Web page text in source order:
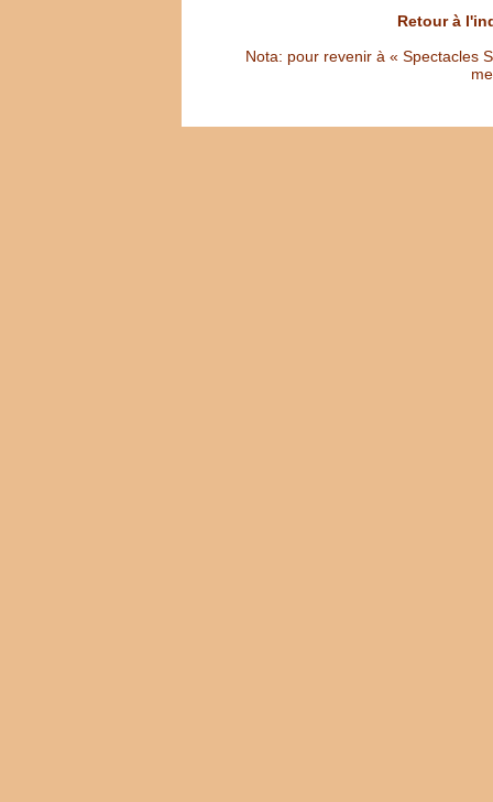
Retour à
Nota: pour revenir à « Spectacles